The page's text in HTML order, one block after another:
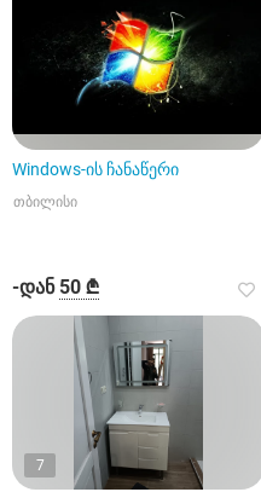
Windows-ის ჩანაწერი
თბილისი
-დან 50 ₾
7